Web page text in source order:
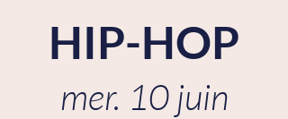
HIP-HOP
mer. 10 juin